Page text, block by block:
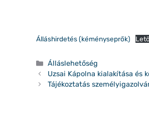
Álláshirdetés (kéményseprők)
Kategória
Álláslehetőség
Uzsai Kápolna kialakítása és
Tájékoztatás